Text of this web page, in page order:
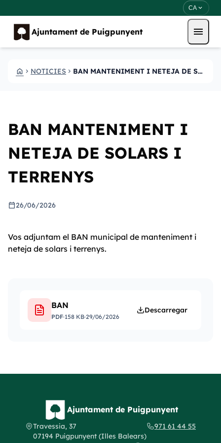
CA expand_more
Ajuntament de Puigpunyent menu
HOME CHEVRON_RIGHT NOTICIES CHEVRON_RIGHT BAN MANTENIMENT I NETEJA DE SOLARS I TERRENYS
BAN MANTENIMENT I
NETEJA DE SOLARS I
TERRENYS
calendar_today26/06/2026
Vos adjuntam el BAN municipal de manteniment i
neteja de solars i terrenys.
BAN
PDF·158 KB·29/06/2026
Descarregar
Ajuntament de Puigpunyent
Travessia, 37
07194 Puigpunyent (Illes Balears)
971 61 44 55